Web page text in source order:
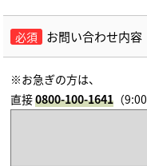
必須 お問い合わせ内容
※お急ぎの方は、
直接0800-100-1641 （